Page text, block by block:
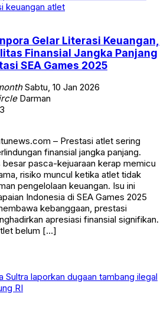
Gelar Literasi Keuangan,
Finansial Jangka Panjang
SEA Games 2025
Sabtu, 10 Jan 2026
Darman
– Prestasi atlet sering
finansial jangka panjang.
besar pasca-kejuaraan kerap memicu
risiko muncul ketika atlet tidak
pengelolaan keuangan. Isu ini
Indonesia di SEA Games 2025
kebanggaan, prestasi
apresiasi finansial signifikan.
belum […]